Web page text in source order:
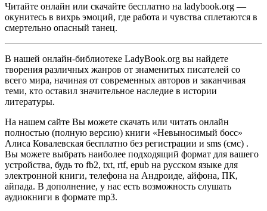
Читайте онлайн или скачайте бесплатно на ladybook.org —
окунитесь в вихрь эмоций, где работа и чувства сплетаются в
смертельно опасный танец.
В нашей онлайн-библиотеке LadyBook.org вы найдете
творения различных жанров от знаменитых писателей со
всего мира, начиная от современных авторов и заканчивая
теми, кто оставил значительное наследие в истории
литературы.
На нашем сайте Вы можете скачать или читать онлайн
полностью (полную версию) книги «Невыносимый босс»
Алиса Ковалевская бесплатно без регистрации и sms (смс) .
Вы можете выбрать наиболее подходящий формат для вашего
устройства, будь то fb2, txt, rtf, epub на русском языке для
электронной книги, телефона на Андроиде, айфона, ПК,
айпада. В дополнение, у нас есть возможность слушать
аудиокниги в формате mp3.